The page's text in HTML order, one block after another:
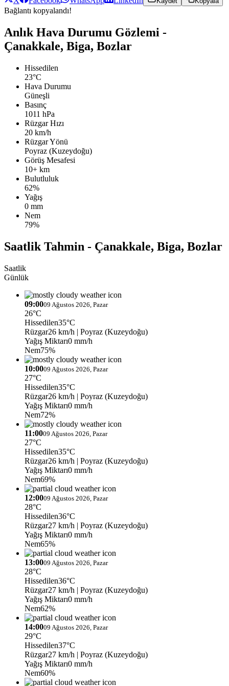
Bağlantı kopyalandı!
Anlık Hava Durumu Gözlemi -
Çanakkale, Biga, Bozlar
Hissedilen
23°C
Hava Durumu
Güneşli
Basınç
1011 hPa
Rüzgar Hızı
20 km/h
Rüzgar Yönü
Poyraz (Kuzeydoğu)
Görüş Mesafesi
10+ km
Bulutluluk
62%
Yağış
0 mm
Nem
79%
Saatlik Tahmin - Çanakkale, Biga, Bozlar
Saatlik
Günlük
09:0009 Ağustos 2026, Pazar
26°C
Hissedilen35°C
Rüzgar26 km/h | Poyraz (Kuzeydoğu)
Yağış Miktarı0 mm/h
Nem75%
10:0009 Ağustos 2026, Pazar
27°C
Hissedilen35°C
Rüzgar26 km/h | Poyraz (Kuzeydoğu)
Yağış Miktarı0 mm/h
Nem72%
11:0009 Ağustos 2026, Pazar
27°C
Hissedilen35°C
Rüzgar26 km/h | Poyraz (Kuzeydoğu)
Yağış Miktarı0 mm/h
Nem69%
12:0009 Ağustos 2026, Pazar
28°C
Hissedilen36°C
Rüzgar27 km/h | Poyraz (Kuzeydoğu)
Yağış Miktarı0 mm/h
Nem65%
13:0009 Ağustos 2026, Pazar
28°C
Hissedilen36°C
Rüzgar27 km/h | Poyraz (Kuzeydoğu)
Yağış Miktarı0 mm/h
Nem62%
14:0009 Ağustos 2026, Pazar
29°C
Hissedilen37°C
Rüzgar27 km/h | Poyraz (Kuzeydoğu)
Yağış Miktarı0 mm/h
Nem60%